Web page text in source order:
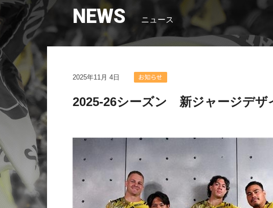
NEWS ニュース
2025年11月 4日
2025-26シーズン 新ジャージデザ